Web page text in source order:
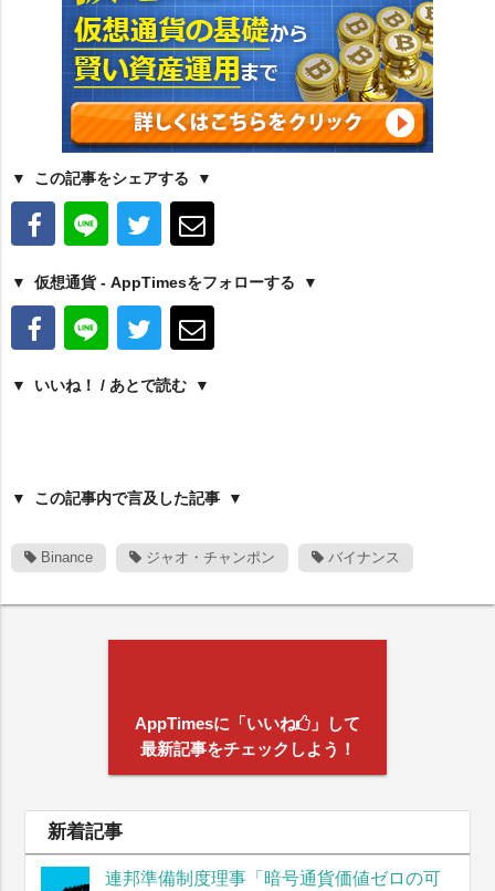
この記事をシェアする
仮想通貨 - AppTimesをフォローする
いいね！ / あとで読む
この記事内で言及した記事
Binance ジャオ・チャンポン バイナンス
AppTimesに「いいね
」して
最新記事をチェックしよう！
新着記事
連邦準備制度理事「暗号通貨価値ゼロの可